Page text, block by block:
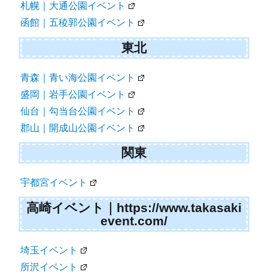
札幌｜大通公園イベント
函館｜五稜郭公園イベント
東北
青森｜青い海公園イベント
盛岡｜岩手公園イベント
仙台｜勾当台公園イベント
郡山｜開成山公園イベント
関東
宇都宮イベント
高崎イベント｜https://www.takasaki
event.com/
埼玉イベント
所沢イベント